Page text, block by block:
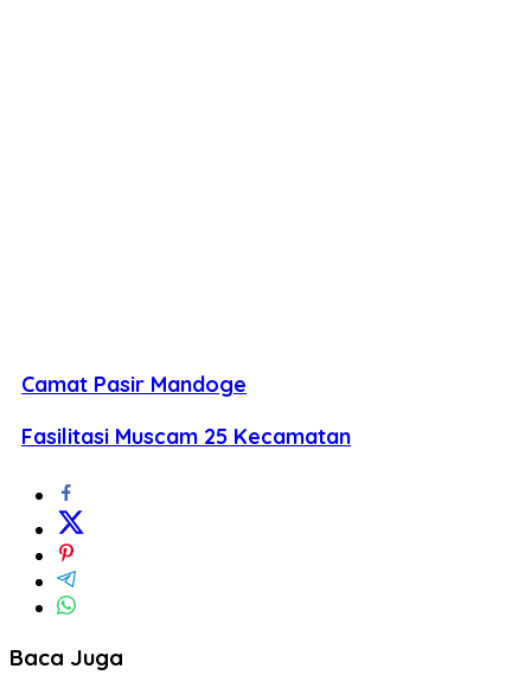
Camat Pasir Mandoge
Fasilitasi Muscam 25 Kecamatan
Baca Juga